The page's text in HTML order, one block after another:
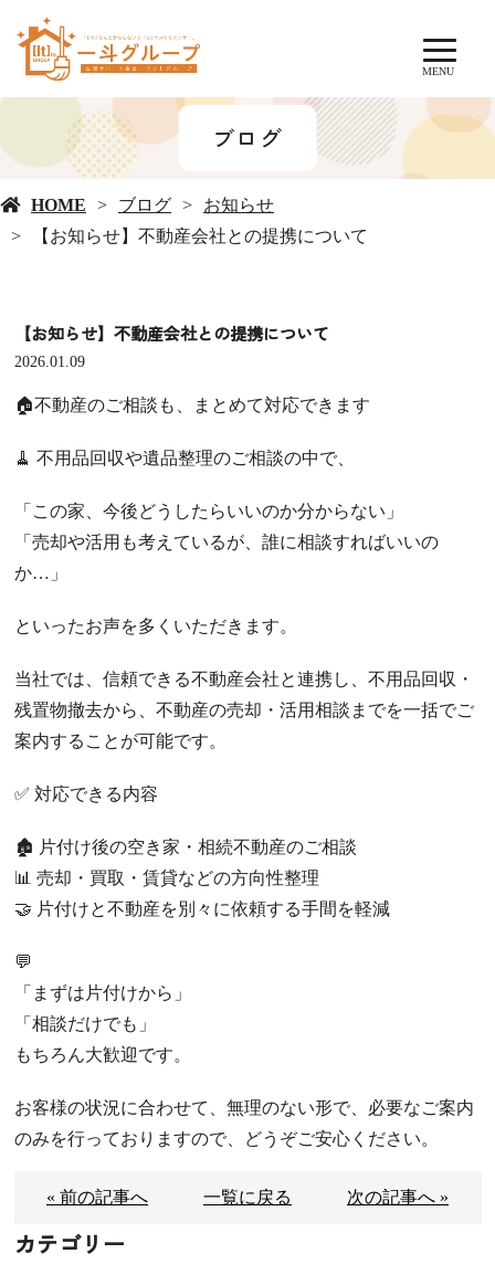
MENU
ブログ
HOME ブログ
お知らせ
【お知らせ】不動産会社との提携について
【お知らせ】不動産会社との提携について
2026.01.09
🏠不動産のご相談も、まとめて対応できます
🧹 不用品回収や遺品整理のご相談の中で、
「この家、今後どうしたらいいのか分からない」
「売却や活用も考えているが、誰に相談すればいいの
か…」
といったお声を多くいただきます。
当社では、信頼できる不動産会社と連携し、不用品回収・
残置物撤去から、不動産の売却・活用相談までを一括でご
案内することが可能です。
✅ 対応できる内容
🏚 片付け後の空き家・相続不動産のご相談
📊 売却・買取・賃貸などの方向性整理
🤝 片付けと不動産を別々に依頼する手間を軽減
💬
「まずは片付けから」
「相談だけでも」
もちろん大歓迎です。
お客様の状況に合わせて、無理のない形で、必要なご案内
のみを行っておりますので、どうぞご安心ください。
« 前の記事へ 一覧に戻る 次の記事へ »
カテゴリー